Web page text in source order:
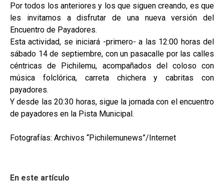
Por todos los anteriores y los que siguen creando, es que
les invitamos a disfrutar de una nueva versión del
Encuentro de Payadores.
Esta actividad, se iniciará -primero- a las 12:00 horas del
sábado 14 de septiembre, con un pasacalle por las calles
céntricas de Pichilemu, acompañados del coloso con
música folclórica, carreta chichera y cabritas con
payadores.
Y desde las 20:30 horas, sigue la jornada con el encuentro
de payadores en la Pista Municipal.
Fotografías: Archivos “Pichilemunews”/Internet
En este artículo